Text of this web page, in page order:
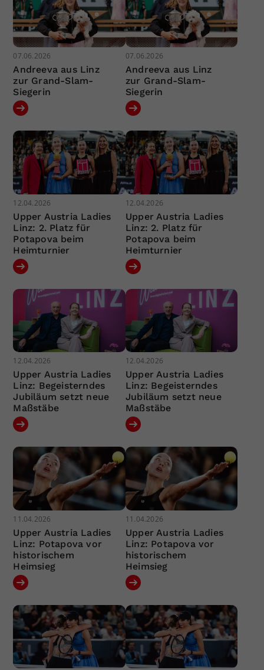
07.06.2026
Andreeva aus Linz
zur Grand-Slam-
Siegerin
07.06.2026
Andreeva aus Linz
zur Grand-Slam-
Siegerin
12.04.2026
Upper Austria Ladies
Linz: 2. Platz für
Potapova beim
Heimturnier
12.04.2026
Upper Austria Ladies
Linz: 2. Platz für
Potapova beim
Heimturnier
12.04.2026
Upper Austria Ladies
Linz: Begeisterndes
Jubiläum setzt neue
Maßstäbe
12.04.2026
Upper Austria Ladies
Linz: Begeisterndes
Jubiläum setzt neue
Maßstäbe
11.04.2026
Upper Austria Ladies
Linz: Potapova vor
historischem
Heimsieg
11.04.2026
Upper Austria Ladies
Linz: Potapova vor
historischem
Heimsieg